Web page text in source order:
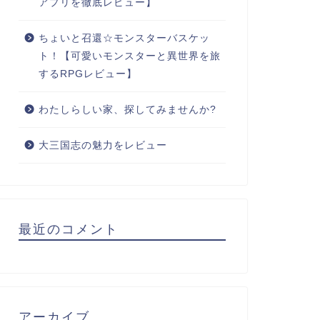
アプリを徹底レビュー】
ちょいと召還☆モンスターバスケッ
ト！【可愛いモンスターと異世界を旅
するRPGレビュー】
わたしらしい家、探してみませんか?
大三国志の魅力をレビュー
最近のコメント
アーカイブ